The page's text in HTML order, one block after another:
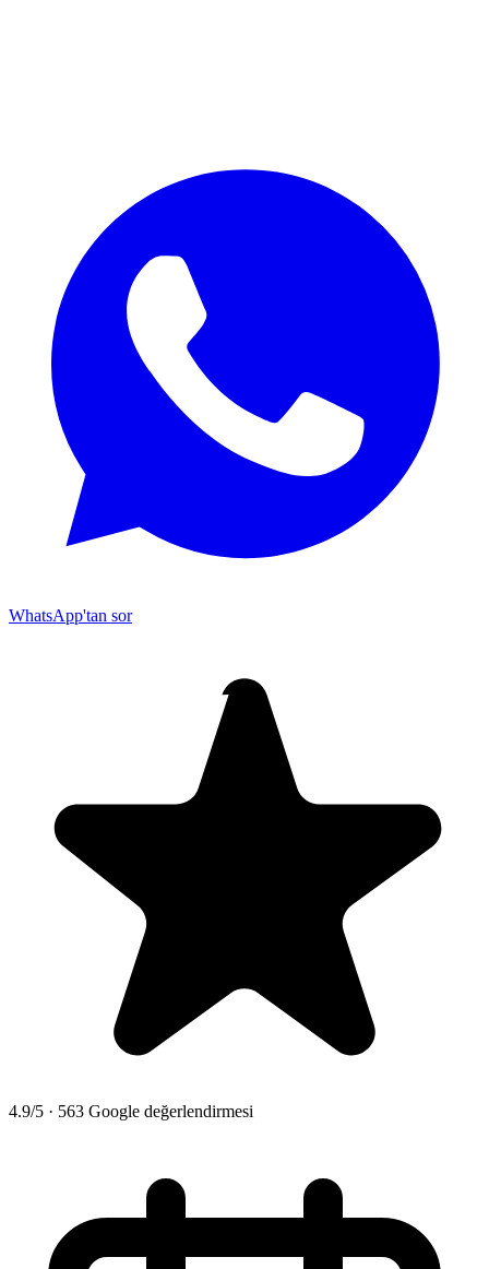
WhatsApp'tan sor
4.9/5 · 563 Google değerlendirmesi